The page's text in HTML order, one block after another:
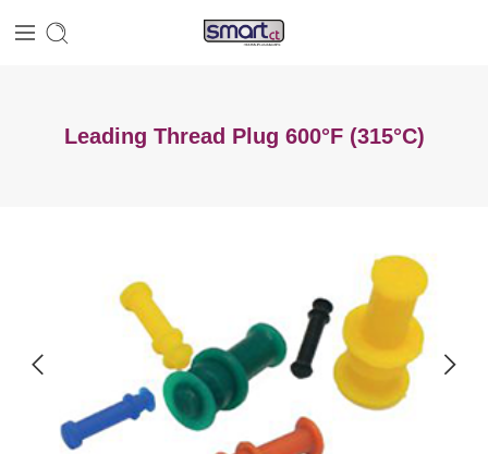
Leading Thread Plug 600°F (315°C)